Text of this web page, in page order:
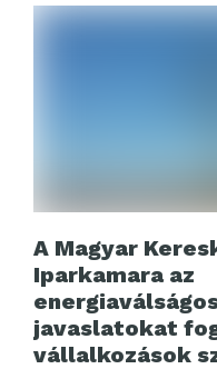
A Magyar
Iparkamara az
javaslatokat
vállalkozások